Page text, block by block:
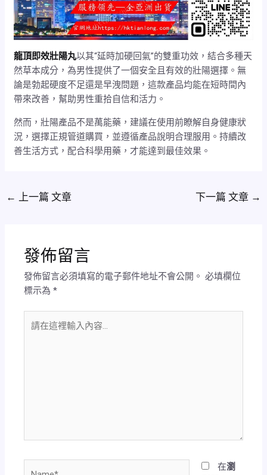
龍頂即效壯陽丸以其“延時加硬回氣”的雙重功效，結合多種天
然草本成分，為男性提供了一個安全且有效的壯陽選擇。無
論是勃起硬度不足還是早洩問題，這款產品均能在短時間內
帶來改善，幫助男性重拾自信和活力。
然而，壯陽產品不是萬能藥，建議在使用前瞭解自身健康狀
況，選擇正規管道購買，並遵循產品說明合理服用。持續改
善生活方式，配合科學用藥，才能達到最佳效果。
← 上一篇 文章 下一篇 文章 →
發佈留言
發佈留言必須填寫的電子郵件地址不會公開。 必填欄位
標示為*
在
在瀏